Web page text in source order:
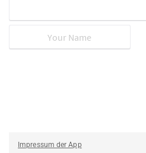
Impressum der App